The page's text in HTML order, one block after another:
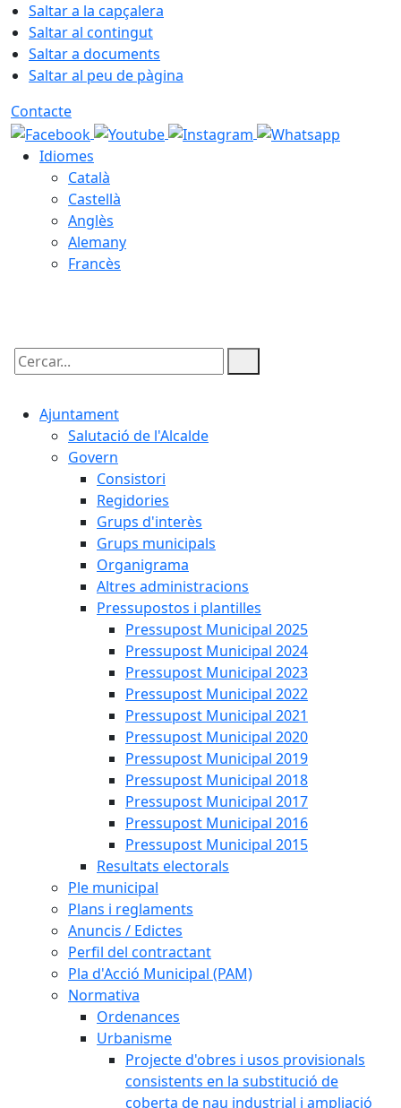
Saltar a la capçalera
Saltar al contingut
Saltar a documents
Saltar al peu de pàgina
Contacte
Idiomes
Català
Castellà
Anglès
Alemany
Francès
Cercar:
Ajuntament
Salutació de l'Alcalde
Govern
Consistori
Regidories
Grups d'interès
Grups municipals
Organigrama
Altres administracions
Pressupostos i plantilles
Pressupost Municipal 2025
Pressupost Municipal 2024
Pressupost Municipal 2023
Pressupost Municipal 2022
Pressupost Municipal 2021
Pressupost Municipal 2020
Pressupost Municipal 2019
Pressupost Municipal 2018
Pressupost Municipal 2017
Pressupost Municipal 2016
Pressupost Municipal 2015
Resultats electorals
Ple municipal
Plans i reglaments
Anuncis / Edictes
Perfil del contractant
Pla d'Acció Municipal (PAM)
Normativa
Ordenances
Urbanisme
Projecte d'obres i usos provisionals
consistents en la substitució de
coberta de nau industrial i ampliació